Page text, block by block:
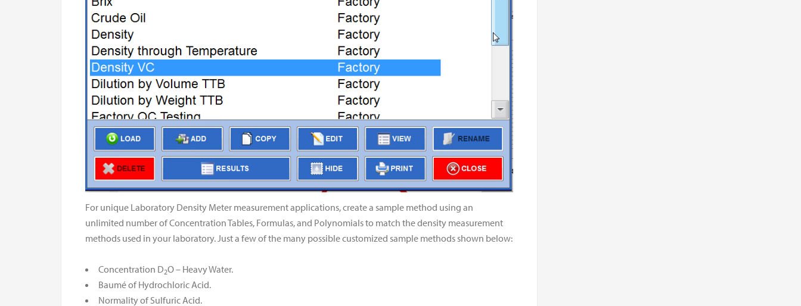
For unique Laboratory Density Meter measurement applications, create a sample method using an
unlimited number of Concentration Tables, Formulas, and Polynomials to match the density measurement
methods used in your laboratory. Just a few of the many possible customized sample methods shown below:
Concentration D2O – Heavy Water.
Baumé of Hydrochloric Acid.
Normality of Sulfuric Acid.